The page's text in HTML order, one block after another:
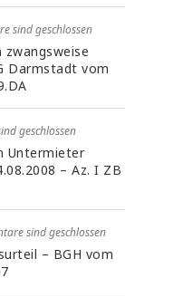
sind geschlossen
Darmstadt vom
geschlossen
Untermieter
– Az. I ZB
sind geschlossen
– BGH vom